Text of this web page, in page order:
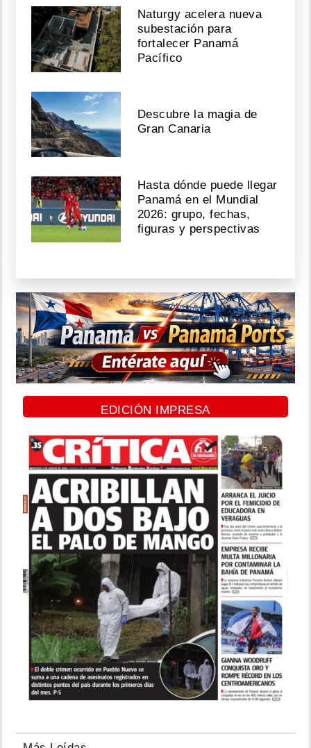
Naturgy acelera nueva
subestación para
fortalecer Panamá
Pacífico
Descubre la magia de
Gran Canaria
Hasta dónde puede llegar
Panamá en el Mundial
2026: grupo, fechas,
figuras y perspectivas
EDICIÓN IMPRESA